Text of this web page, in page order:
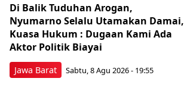
Jawa Barat
Di Balik Tuduhan Arogan,
Nyumarno Selalu Utamakan Damai,
Kuasa Hukum : Dugaan Kami Ada
Aktor Politik Biayai
Sabtu, 8 Agu 2026 - 19:55